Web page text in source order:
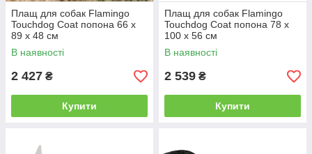
Плащ для собак Flamingo
Touchdog Coat попона 66 х
89 х 48 см
В наявності
2 427 ₴
Купити
Плащ для собак Flamingo
Touchdog Coat попона 78 х
100 х 56 см
В наявності
2 539 ₴
Купити